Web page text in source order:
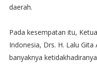
daerah.
Pada kesempatan itu,
Indonesia, Drs. H. Lalu
banyaknya